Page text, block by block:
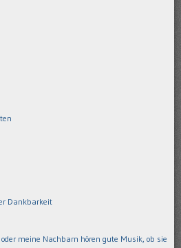
Dankbarkeit
meine Nachbarn hören gute Musik, ob sie